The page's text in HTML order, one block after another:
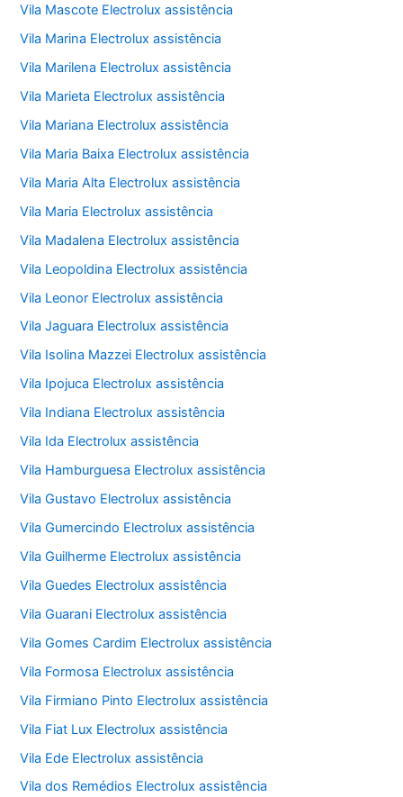
Vila Mascote Electrolux assistência
Vila Marina Electrolux assistência
Vila Marilena Electrolux assistência
Vila Marieta Electrolux assistência
Vila Mariana Electrolux assistência
Vila Maria Baixa Electrolux assistência
Vila Maria Alta Electrolux assistência
Vila Maria Electrolux assistência
Vila Madalena Electrolux assistência
Vila Leopoldina Electrolux assistência
Vila Leonor Electrolux assistência
Vila Jaguara Electrolux assistência
Vila Isolina Mazzei Electrolux assistência
Vila Ipojuca Electrolux assistência
Vila Indiana Electrolux assistência
Vila Ida Electrolux assistência
Vila Hamburguesa Electrolux assistência
Vila Gustavo Electrolux assistência
Vila Gumercindo Electrolux assistência
Vila Guilherme Electrolux assistência
Vila Guedes Electrolux assistência
Vila Guarani Electrolux assistência
Vila Gomes Cardim Electrolux assistência
Vila Formosa Electrolux assistência
Vila Firmiano Pinto Electrolux assistência
Vila Fiat Lux Electrolux assistência
Vila Ede Electrolux assistência
Vila dos Remédios Electrolux assistência